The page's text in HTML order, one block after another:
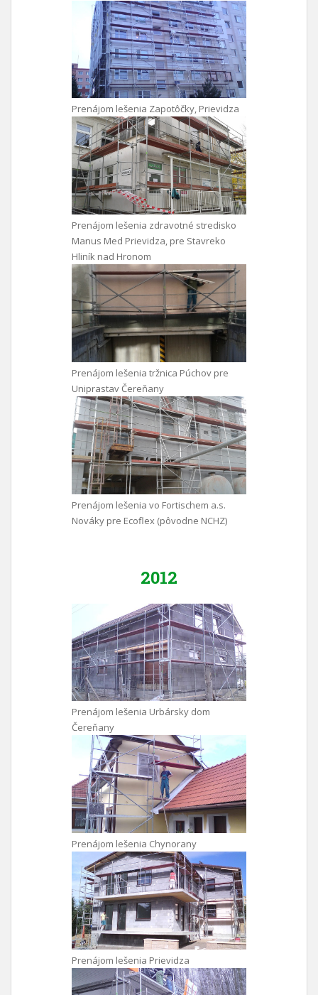
Prenájom lešenia Zapotôčky, Prievidza
Prenájom lešenia zdravotné stredisko
Manus Med Prievidza, pre Stavreko
Hliník nad Hronom
Prenájom lešenia tržnica Púchov pre
Uniprastav Čereňany
Prenájom lešenia vo Fortischem a.s.
Nováky pre Ecoflex (pôvodne NCHZ)
2012
Prenájom lešenia Urbársky dom
Čereňany
Prenájom lešenia Chynorany
Prenájom lešenia Prievidza